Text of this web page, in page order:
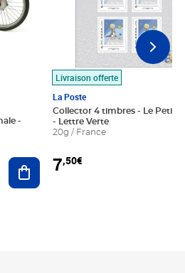
Ajouter au panier
Livraison offerte
La Poste
Collector 4 timbres - Le Petit
- Lettre Verte
20g / France
7,50€